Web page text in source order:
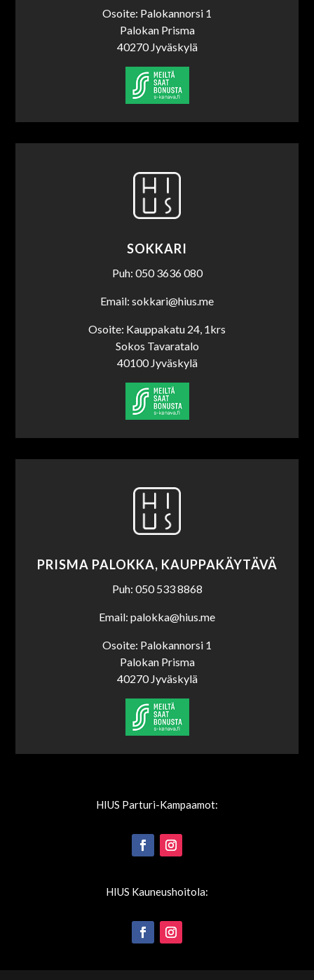
Osoite: Palokannorsi 1
Palokan Prisma
40270 Jyväskylä
SOKKARI
Puh: 050 3636 080
Email: sokkari@hius.me
Osoite: Kauppakatu 24, 1krs
Sokos Tavaratalo
40100 Jyväskylä
PRISMA PALOKKA, KAUPPAKÄYTÄVÄ
Puh: 050 533 8868
Email: palokka@hius.me
Osoite: Palokannorsi 1
Palokan Prisma
40270 Jyväskylä
HIUS Parturi-Kampaamot:
HIUS Kauneushoitola: